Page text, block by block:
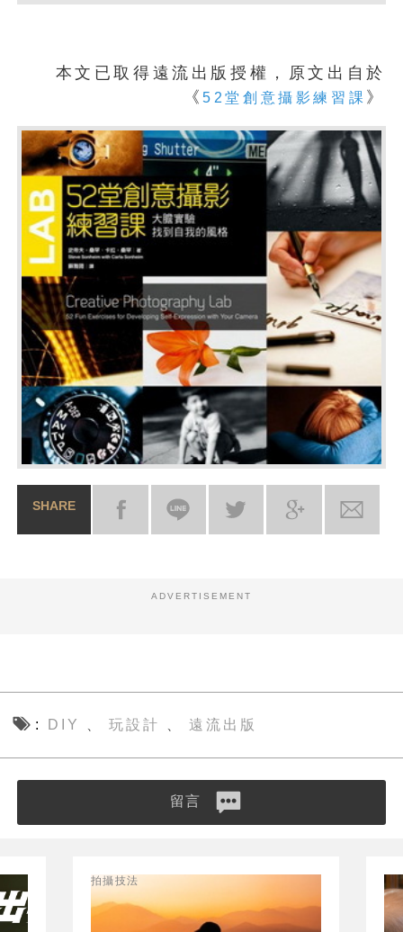
本文已取得遠流出版授權，原文出自於
《52堂創意攝影練習課 》
SHARE
ADVERTISEMENT
DIY 、玩設計 遠流出版
留言
拍攝技法